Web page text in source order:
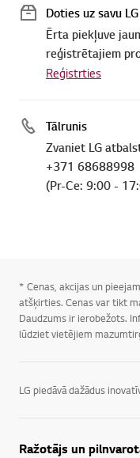
Doties uz savu
Ērta piekļuve
reģistrētajiem
Reģistrties
Tālrunis
Zvaniet LG
+371 68688998
(Pr-Ce: 9:00 -
* Cenas, akcijas un
atšķirties. Cenas var tikt
Daudzums ir ierobežots.
lūdziet vietējiem
LG piedāvā dažādus
Ražotājs un